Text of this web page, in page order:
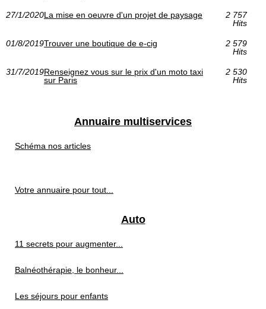
27/1/2020La mise en oeuvre d'un projet de paysage
2 757
Hits
01/8/2019Trouver une boutique de e-cig
2 579
Hits
31/7/2019Renseignez vous sur le prix d'un moto taxi
sur Paris
2 530
Hits
Annuaire multiservices
Schéma nos articles
Votre annuaire pour tout...
Auto
11 secrets pour augmenter...
Balnéothérapie, le bonheur...
Les séjours pour enfants